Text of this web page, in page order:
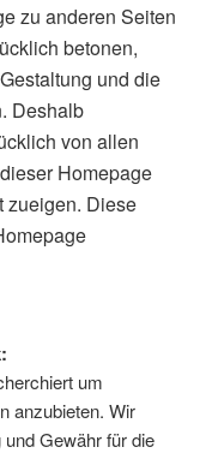
zu anderen Seiten
betonen,
und die
Deshalb
von allen
Homepage
zueigen. Diese
um
anzubieten. Wir
Gewähr für die